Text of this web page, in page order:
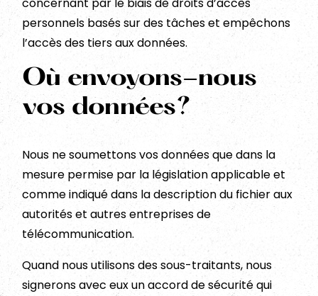
personnels basés sur des tâches et empêchons
l’accès des tiers aux données.
Où envoyons-nous
vos données?
Nous ne soumettons vos données que dans la
mesure permise par la législation applicable et
comme indiqué dans la description du fichier aux
autorités et autres entreprises de
télécommunication.
Quand nous utilisons des sous-traitants, nous
signerons avec eux un accord de sécurité qui